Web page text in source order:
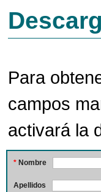
Para
campos
activará la
* Nombre
Apellidos